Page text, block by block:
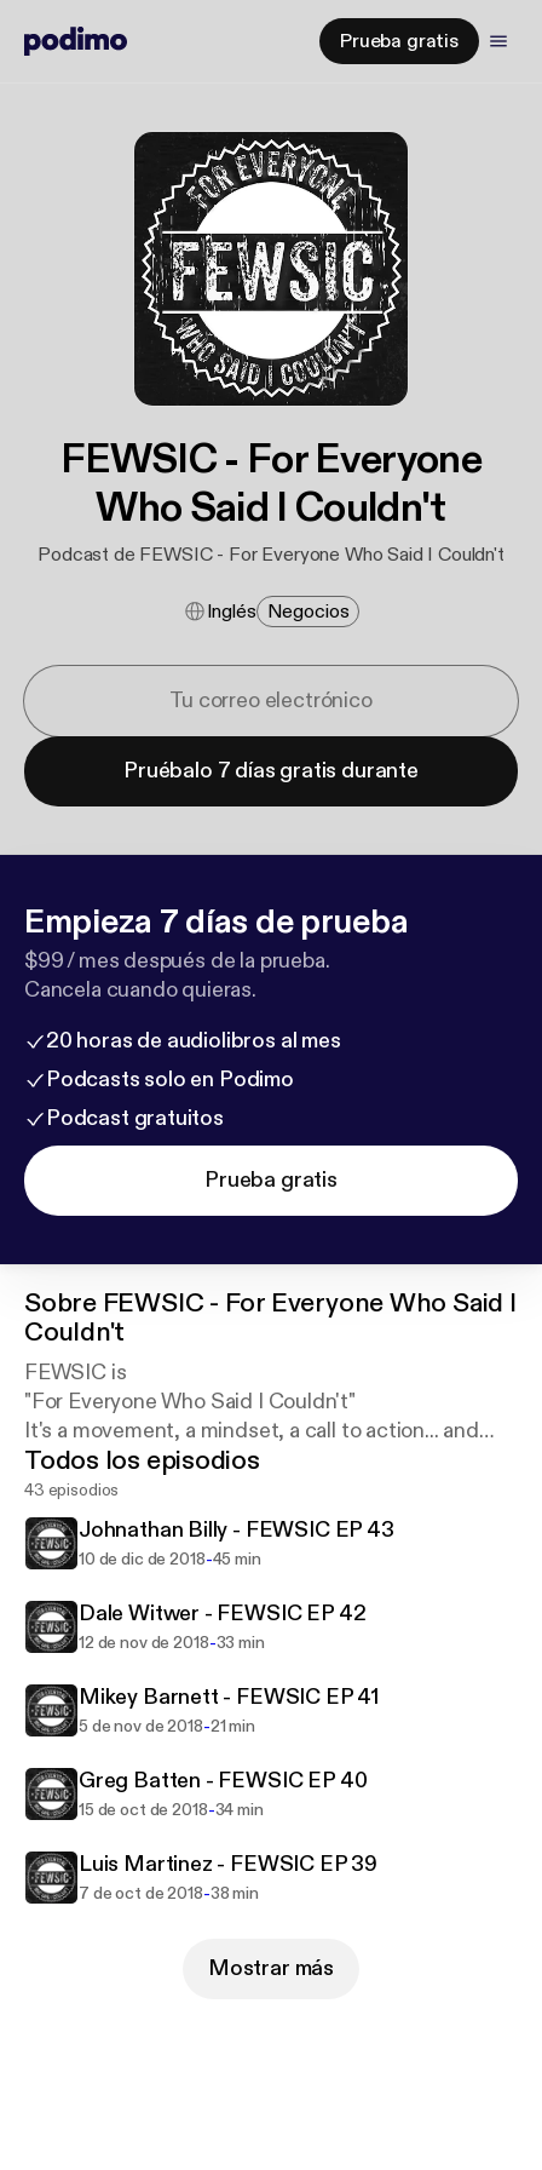
Prueba gratis
FEWSIC - For Everyone
Who Said I Couldn't
Podcast de FEWSIC - For Everyone Who Said I Couldn't
Inglés Negocios
Pruébalo 7 días gratis durante
Empieza 7 días de prueba
$99 / mes después de la prueba.
Cancela cuando quieras.
20 horas de audiolibros al mes
Podcasts solo en Podimo
Podcast gratuitos
Prueba gratis
Sobre FEWSIC - For Everyone Who Said I
Couldn't
FEWSIC is
"For Everyone Who Said I Couldn't"
It's a movement, a mindset, a call to action... and
now a Podcast! Join us as we challenge minds and
change lives one mistake at a time!!
Todos los episodios
43 episodios
Johnathan Billy - FEWSIC EP 43
10 de dic de 2018-45 min
Dale Witwer - FEWSIC EP 42
12 de nov de 2018-33 min
Mikey Barnett - FEWSIC EP 41
5 de nov de 2018-21 min
Greg Batten - FEWSIC EP 40
15 de oct de 2018-34 min
Luis Martinez - FEWSIC EP 39
7 de oct de 2018-38 min
Mostrar más